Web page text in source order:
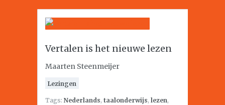
Vertalen is het nieuwe lezen
Maarten Steenmeijer
Lezingen
Tags: Nederlands, taalonderwijs, lezen,